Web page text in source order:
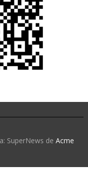
SuperNews de Acme